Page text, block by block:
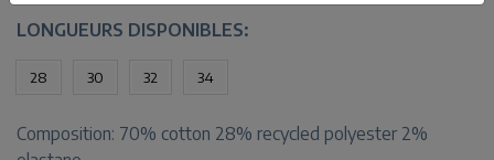
LONGUEURS DISPONIBLES:
28 30 32 34
Composition: 70% cotton 28% recycled polyester 2%